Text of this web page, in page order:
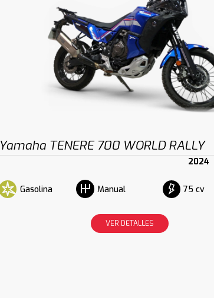
Yamaha TENERE 700 WORLD RALLY
2024
Gasolina Manual 75 cv
VER DETALLES